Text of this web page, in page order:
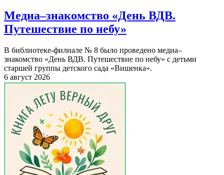
Медиа–знакомство «День ВДВ.
Путешествие по небу»
В библиотеке-филиале № 8 было проведено медиа–
знакомство «День ВДВ. Путешествие по небу» с детьми
старшей группы детского сада «Вишенка».
6 август 2026